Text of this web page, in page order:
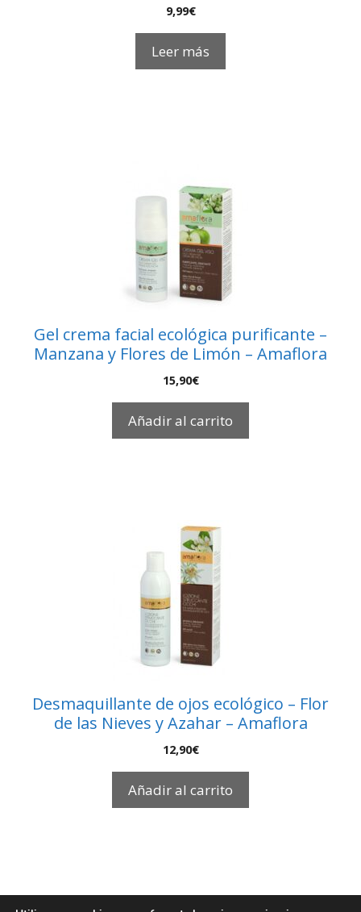
9,99€
Leer más
Gel crema facial ecológica purificante –
Manzana y Flores de Limón – Amaflora
15,90€
Añadir al carrito
Desmaquillante de ojos ecológico – Flor
de las Nieves y Azahar – Amaflora
12,90€
Añadir al carrito